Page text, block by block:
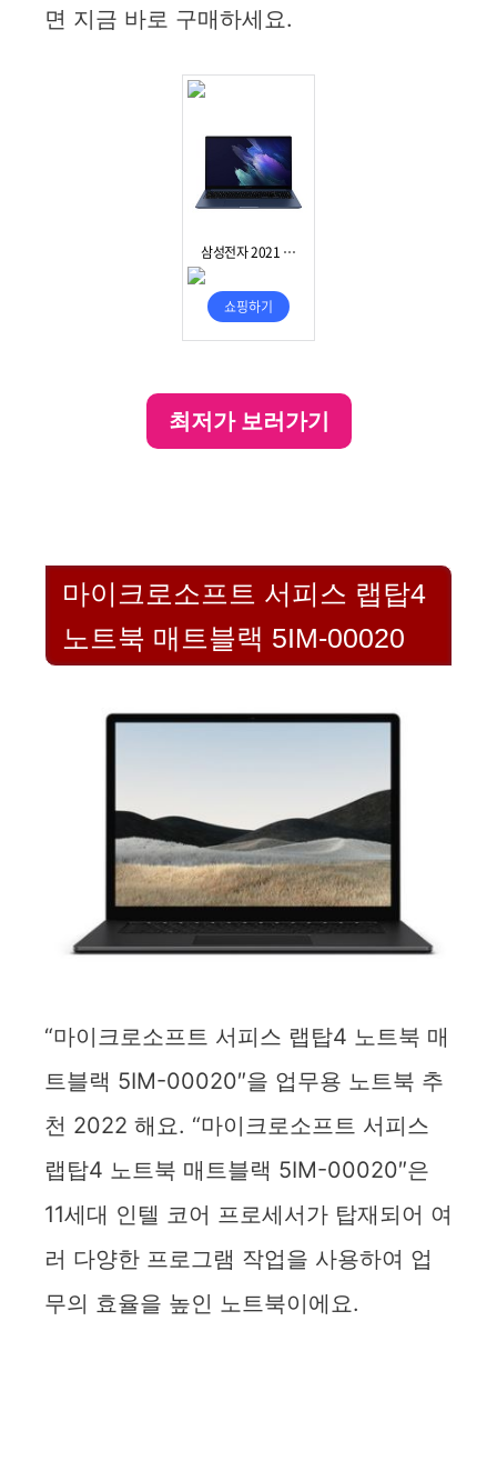
면 지금 바로 구매하세요.
최저가 보러가기
마이크로소프트 서피스 랩탑4
노트북 매트블랙 5IM-00020
“마이크로소프트 서피스 랩탑4 노트북 매
트블랙 5IM-00020″을 업무용 노트북 추
천 2022 해요. “마이크로소프트 서피스
랩탑4 노트북 매트블랙 5IM-00020″은
11세대 인텔 코어 프로세서가 탑재되어 여
러 다양한 프로그램 작업을 사용하여 업
무의 효율을 높인 노트북이에요.